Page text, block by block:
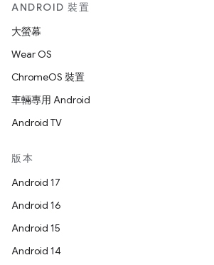
ANDROID 裝置
大螢幕
Wear OS
ChromeOS 裝置
車輛專用 Android
Android TV
版本
Android 17
Android 16
Android 15
Android 14